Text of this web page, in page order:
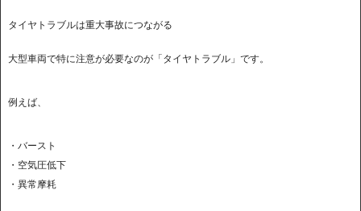
タイヤトラブルは重大事故につながる
大型車両で特に注意が必要なのが「タイヤトラブル」です。
例えば、
・バースト
・空気圧低下
・異常摩耗